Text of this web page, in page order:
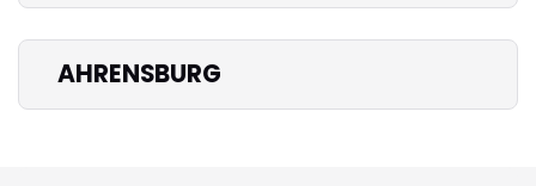
AHRENSBURG